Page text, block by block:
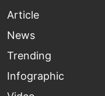
Article
News
Trending
Infographic